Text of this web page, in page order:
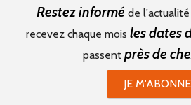
Restez informé de
recevez chaque mois les dates
passent près de
JE M'ABONNE